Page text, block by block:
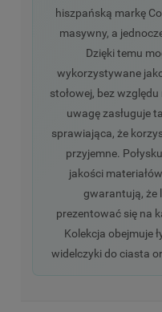
hiszpańską markę
masywny, a
Dzięki temu
wykorzystywane
stołowej, bez
uwagę zasługuje
sprawiająca, że
przyjemne.
jakości
gwarantują, że
prezentować się na
Kolekcja obejmuje
widelczyki do ciasta